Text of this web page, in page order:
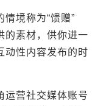
境称为“馈赠”
的素材，供你进一
动性内容发布的时
运营社交媒体账号